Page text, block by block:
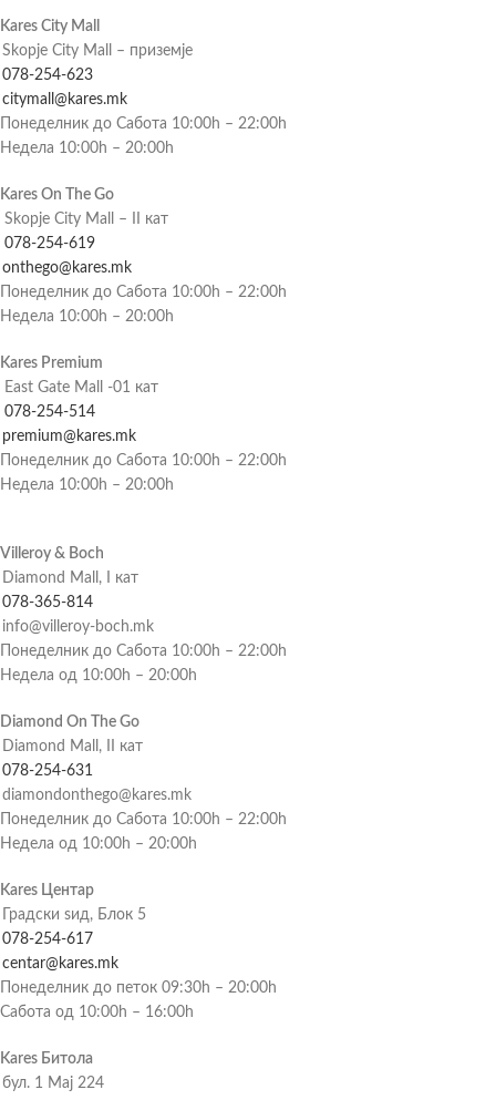
Kares City Mall
Skopje City Mall – приземје
078-254-623
citymall@kares.mk
Понеделник до Сабота 10:00h – 22:00h
Недела 10:00h – 20:00h
Kares On The Go
Skopje City Mall – II кат
078-254-619
onthego@kares.mk
Понеделник до Сабота 10:00h – 22:00h
Недела 10:00h – 20:00h
Kares Premium
East Gate Mall -01 кат
078-254-514
premium@kares.mk
Понеделник до Сабота 10:00h – 22:00h
Недела 10:00h – 20:00h
Villeroy & Boch
Diamond Mall, I кат
078-365-814
info@villeroy-boch.mk
Понеделник до Сабота 10:00h – 22:00h
Недела од 10:00h – 20:00h
Diamond On The Go
Diamond Mall, II кат
078-254-631
diamondonthego@kares.mk
Понеделник до Сабота 10:00h – 22:00h
Недела од 10:00h – 20:00h
Kares Центар
Градски ѕид, Блок 5
078-254-617
centar@kares.mk
Понеделник до петок 09:30h – 20:00h
Сабота од 10:00h – 16:00h
Kares Битола
бул. 1 Мај 224